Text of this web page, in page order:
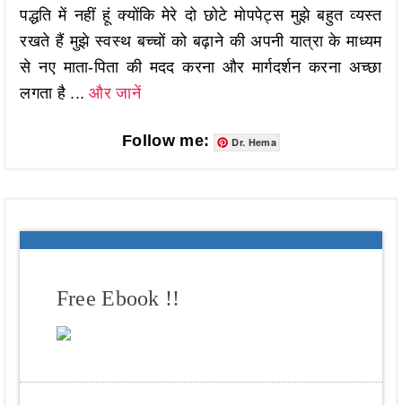
पद्धति में नहीं हूं क्योंकि मेरे दो छोटे मोपपेट्स मुझे बहुत व्यस्त
रखते हैं मुझे स्वस्थ बच्चों को बढ़ाने की अपनी यात्रा के माध्यम
से नए माता-पिता की मदद करना और मार्गदर्शन करना अच्छा
लगता है ...और जानें
Follow me: Dr. Hema
Free Ebook !!